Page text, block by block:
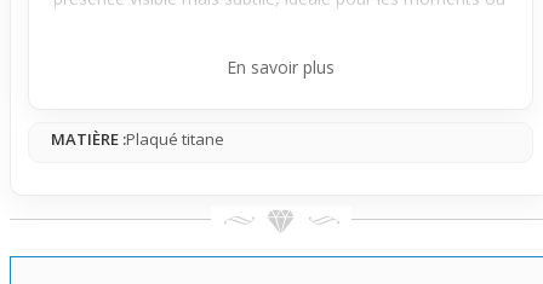
Avec son motif tribal gravé, cette bague joue sur un effet
moderne, qui reste discret grâce à sa largeur modérée et
peu rebelle sans excès.
Porter cette bague, c’est choisir un accessoire facile à
En savoir plus
MATIÈRE :Plaqué titane